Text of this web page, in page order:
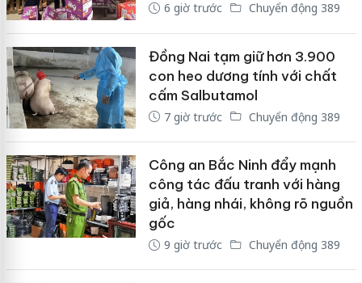
6 giờ trước Chuyển động 389
Đồng Nai tạm giữ hơn 3.900
con heo dương tính với chất
cấm Salbutamol
7 giờ trước Chuyển động 389
Công an Bắc Ninh đẩy mạnh
công tác đấu tranh với hàng
giả, hàng nhái, không rõ nguồn
gốc
9 giờ trước Chuyển động 389